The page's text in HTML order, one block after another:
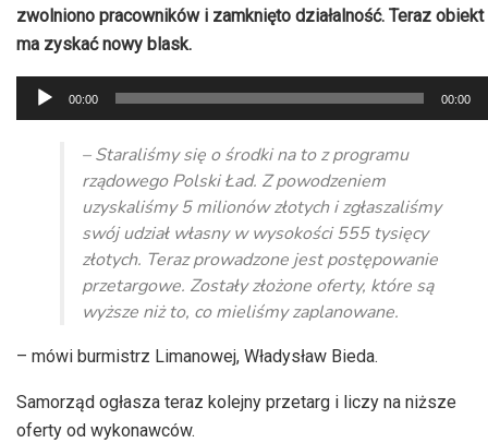
zwolniono pracowników i zamknięto działalność. Teraz obiekt
ma zyskać nowy blask.
Odtwarzacz
plików
dźwiękowych
00:00 00:00
– Staraliśmy się o środki na to z programu
rządowego Polski Ład. Z powodzeniem
uzyskaliśmy 5 milionów złotych i zgłaszaliśmy
swój udział własny w wysokości 555 tysięcy
złotych. Teraz prowadzone jest postępowanie
przetargowe. Zostały złożone oferty, które są
wyższe niż to, co mieliśmy zaplanowane.
– mówi burmistrz Limanowej, Władysław Bieda.
Samorząd ogłasza teraz kolejny przetarg i liczy na niższe
oferty od wykonawców.